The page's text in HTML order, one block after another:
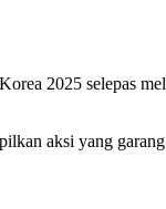
2025 selepas
aksi yang